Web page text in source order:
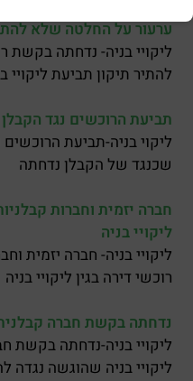
ערעור על החלטה שלא
ליקויי בניה- נדחתה
להתיר תיקון תביעת ליקויי
תביעת הרוכשים נגד
ליקוי בניה-תביעת
שכנגד של הקבלן נדחתה
חברה יזמית וחברות
ליקויי בניה
ליקויי בניה- חברה יזמית
רוכשי דירה בגין ליקויי בניה
נדחתה בקשת חברה
ליקויי בניה-נדחתה בקשת
ליקויי בניה שהוגשה נגדה